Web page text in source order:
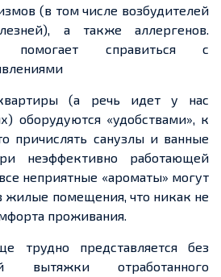
(в том числе возбудителей
а также аллергенов.
помогает справиться с
(а речь идет у нас
оборудуются «удобствами», к
причислять санузлы и ванные
неэффективно работающей
неприятные «ароматы» могут
жилые помещения, что никак не
проживания.
трудно представляется без
вытяжки отработанного